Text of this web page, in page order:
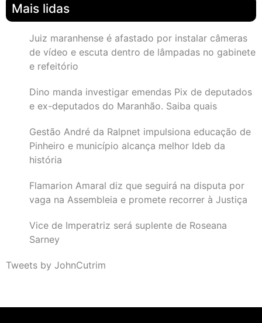
Mais lidas
Juiz maranhense é afastado por instalar câmeras
de vídeo e escuta dentro de lâmpadas no gabinete
e refeitório
Dino manda investigar emendas Pix de deputados
e ex-deputados do Maranhão. Saiba quais
Gestão André da Ralpnet impulsiona educação de
Pinheiro e município alcança melhor Ideb da
história
Flamarion Amaral diz que seguirá na disputa por
vaga na Assembleia e promete recorrer à Justiça
Vice de Imperatriz será suplente de Roseana
Sarney
Tweets by JohnCutrim